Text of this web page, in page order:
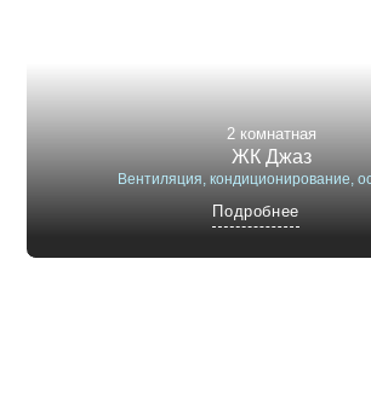
2 комнатная
ЖК Джаз
Вентиляция, кондиционирование,
Подробнее